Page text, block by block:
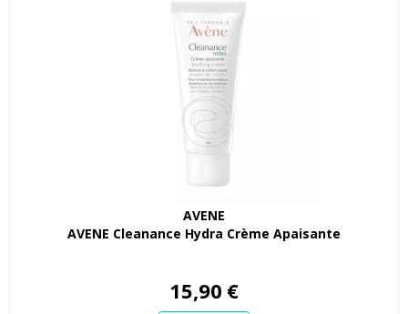
AVENE
AVENE Cleanance Hydra Crème Apaisante
15,90 €